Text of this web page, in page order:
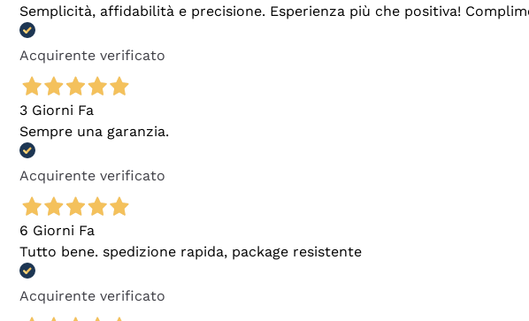
Semplicità, affidabilità e precisione. Esperienza più che positiva!
Acquirente verificato
3 Giorni Fa
Sempre una garanzia.
Acquirente verificato
6 Giorni Fa
Tutto bene. spedizione rapida, package resistente
Acquirente verificato